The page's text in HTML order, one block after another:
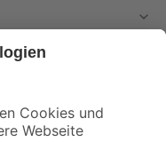
mehr verpassen!